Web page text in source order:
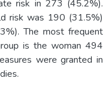
risk in 273 (45.2%).
risk was 190 (31.5%)
The most frequent
is the woman 494
were granted in